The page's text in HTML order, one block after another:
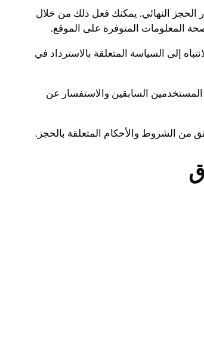
الحجز النهائي. يمكنك فعل ذلك من خلال
المعلومات المتوفرة على الموقع.
إلى السياسة المتعلقة بالاسترداد في
السابقين والاستفسار عن
من الشروط والأحكام المتعلقة بالحجز.